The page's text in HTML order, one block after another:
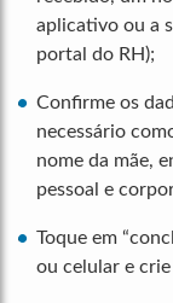
aplicativo ou a
portal do RH);
Confirme os
necessário
nome da mãe,
pessoal e
Toque em
ou celular e crie